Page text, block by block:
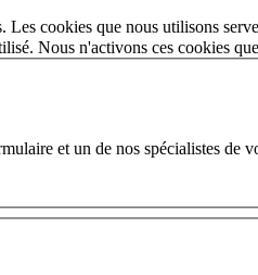
cookies que nous utilisons
Nous n'activons ces cookies
et un de nos spécialistes de